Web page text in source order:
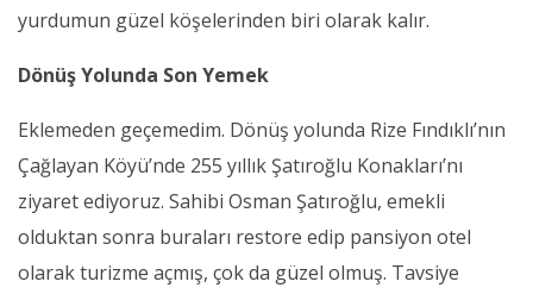
yurdumun güzel köşelerinden biri olarak kalır.
Dönüş Yolunda Son Yemek
Eklemeden geçemedim. Dönüş yolunda Rize Fındıklı’nın
Çağlayan Köyü’nde 255 yıllık Şatıroğlu Konakları’nı
ziyaret ediyoruz. Sahibi Osman Şatıroğlu, emekli
olduktan sonra buraları restore edip pansiyon otel
olarak turizme açmış, çok da güzel olmuş. Tavsiye